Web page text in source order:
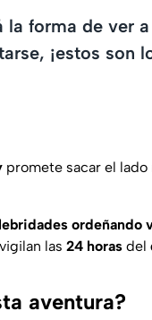
forma de ver
¡estos son
promete sacar el lado
ordeñando
las 24 horas del
aventura?